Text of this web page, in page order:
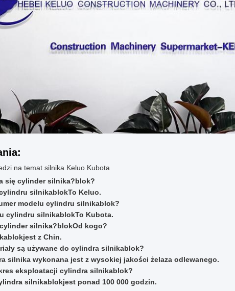
na temat silnika Keluo Kubota
się cylinder silnika?blok?
silnikablokTo Keluo.
modelu cylindru silnikablok?
cylindru silnikablokTo Kubota.
silnika?blokOd kogo?
blokjest z Chin.
są używane do cylindra silnikablok?
silnika wykonana jest z wysokiej jakości żelaza odlewanego.
eksploatacji cylindra silnikablok?
silnikablokjest ponad 100 000 godzin.